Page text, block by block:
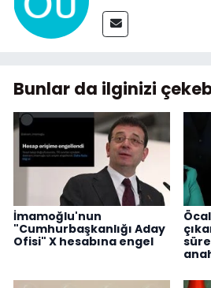
Bunlar da ilginizi
İmamoğlu'nun
"Cumhurbaşkanlığı Aday
Ofisi" X hesabına engel